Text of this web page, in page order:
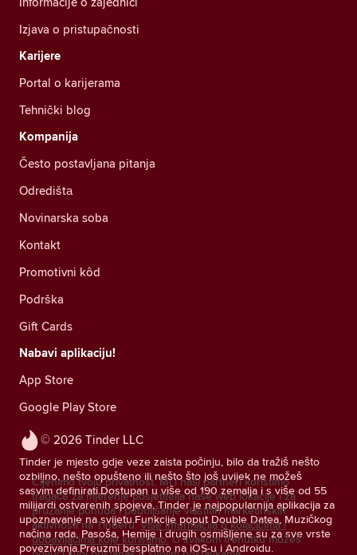
© 2026 Tinder LLC
Tinder je mjesto gdje veze zaista počinju, bilo da tražiš nešto
ozbiljno, nešto opušteno ili nešto što još uvijek ne možeš
sasvim definirati.Dostupan u više od 190 zemalja i s više od 55
milijardi ostvarenih spojeva, Tinder je najpopularnija aplikacija za
upoznavanje na svijetu.Funkcije poput Double Datea, Muzičkog
načina rada, Pasoša, Hemije i drugih osmišljene su za sve vrste
povezivanja.Preuzmi besplatno na iOS-u i Androidu.
Izjava o pristupačnosti
Karijere
Portal o karijerama
Tehnički blog
Kompanija
Često postavljana pitanja
Odredištа
Novinarska soba
Kontakt
Promotivni kôd
Podrška
Gift Cards
Nabavi aplikaciju!
App Store
Google Play Store
Cijenimo tvoju privatnost. Mi i naši partneri koristimo
tragače za mjerenje posjetitelja naše web lokacije i za
pružanje ponuda i poboljšanje vlastitih marketinških
aktivnosti na Tinderu. Više informacija o kolačićima i
dobavljačima koje koristimo. U svakom trenutku možeš